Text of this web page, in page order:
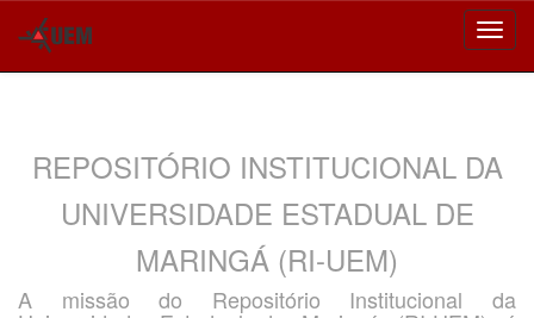
REPOSITÓRIO INSTITUCIONAL DA
UNIVERSIDADE ESTADUAL DE
MARINGÁ (RI-UEM)
A missão do Repositório Institucional da